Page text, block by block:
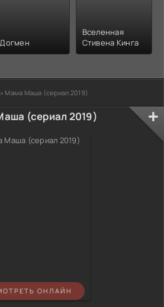
Догмен
Вселенная
Стивена Кинга
» Мама Маша (сериал 2019)
(сериал 2019)
ОНЛАЙН